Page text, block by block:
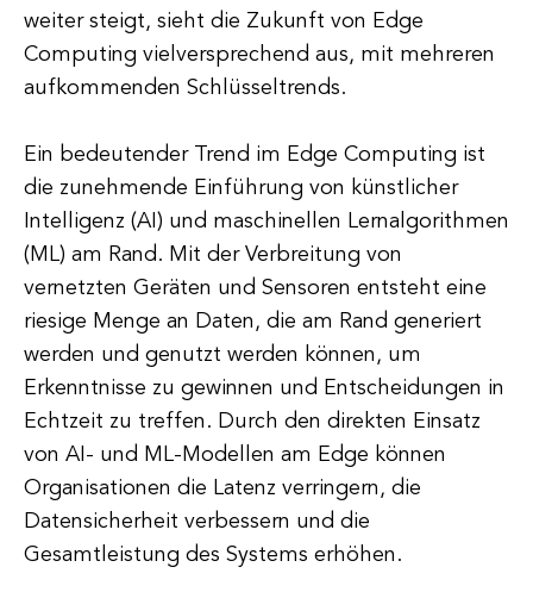
weiter steigt, sieht die Zukunft von Edge
Computing vielversprechend aus, mit mehreren
aufkommenden Schlüsseltrends.
Ein bedeutender Trend im Edge Computing ist
die zunehmende Einführung von künstlicher
Intelligenz (AI) und maschinellen Lernalgorithmen
(ML) am Rand. Mit der Verbreitung von
vernetzten Geräten und Sensoren entsteht eine
riesige Menge an Daten, die am Rand generiert
werden und genutzt werden können, um
Erkenntnisse zu gewinnen und Entscheidungen in
Echtzeit zu treffen. Durch den direkten Einsatz
von AI- und ML-Modellen am Edge können
Organisationen die Latenz verringern, die
Datensicherheit verbessern und die
Gesamtleistung des Systems erhöhen.